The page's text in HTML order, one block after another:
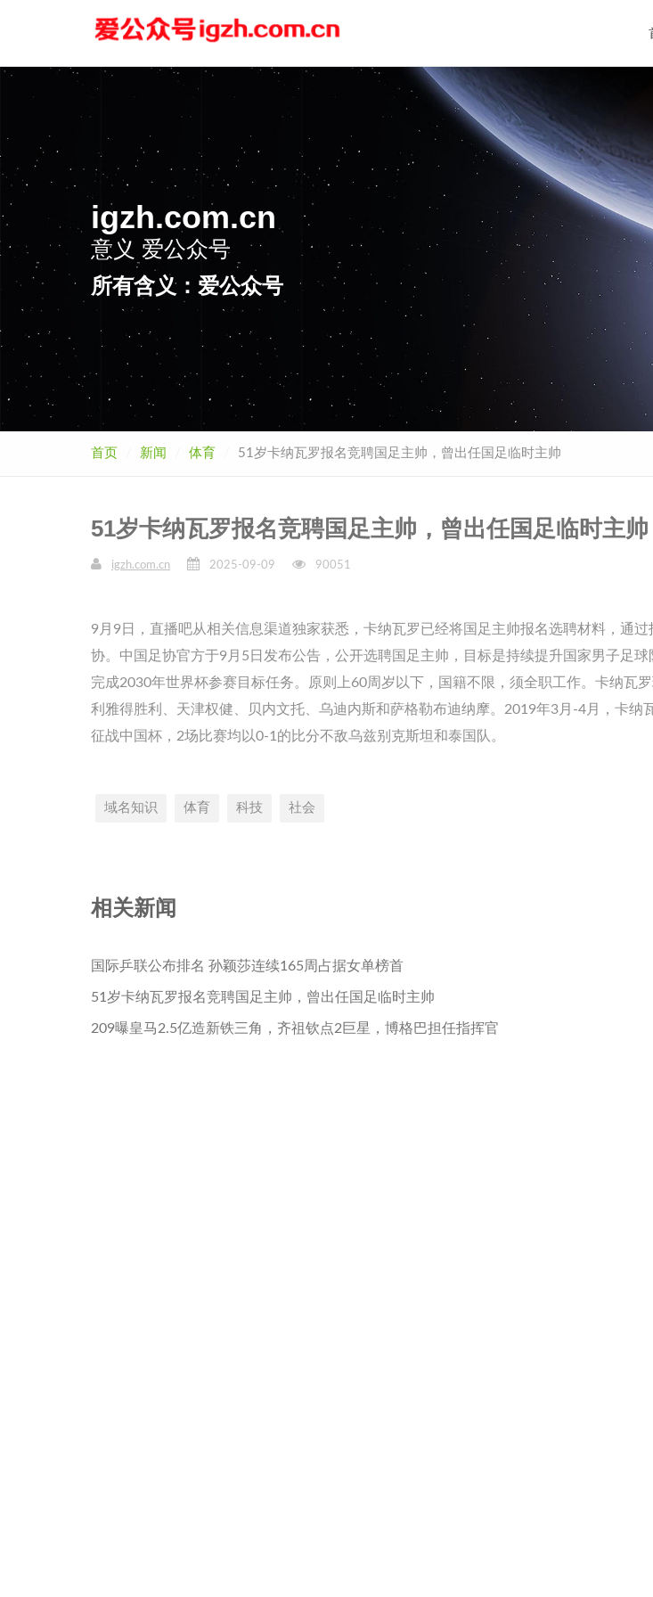
igzh.com.cn
意义
爱公众号
所有含义：爱公众号
首页 新闻 体育 51岁卡纳瓦罗报名竞聘国足主帅，曾出任国足临时主帅
51岁卡纳瓦罗报名竞聘国足主帅，曾出任国足临时主帅
igzh.com.cn 2025-09-09 90051
9月9日，直播吧从相关信息渠道独家获悉，卡纳瓦罗已经将国足主帅报名选聘材料，通
协。中国足协官方于9月5日发布公告，公开选聘国足主帅，目标是持续提升国家男子足球
完成2030年世界杯参赛目标任务。原则上60周岁以下，国籍不限，须全职工作。卡纳瓦
利雅得胜利、天津权健、贝内文托、乌迪内斯和萨格勒布迪纳摩。2019年3月-4月，卡纳
征战中国杯，2场比赛均以0-1的比分不敌乌兹别克斯坦和泰国队。
域名知识 体育 科技 社会
相关新闻
国际乒联公布排名 孙颖莎连续165周占据女单榜首
51岁卡纳瓦罗报名竞聘国足主帅，曾出任国足临时主帅
209曝皇马2.5亿造新铁三角，齐祖钦点2巨星，博格巴担任指挥官